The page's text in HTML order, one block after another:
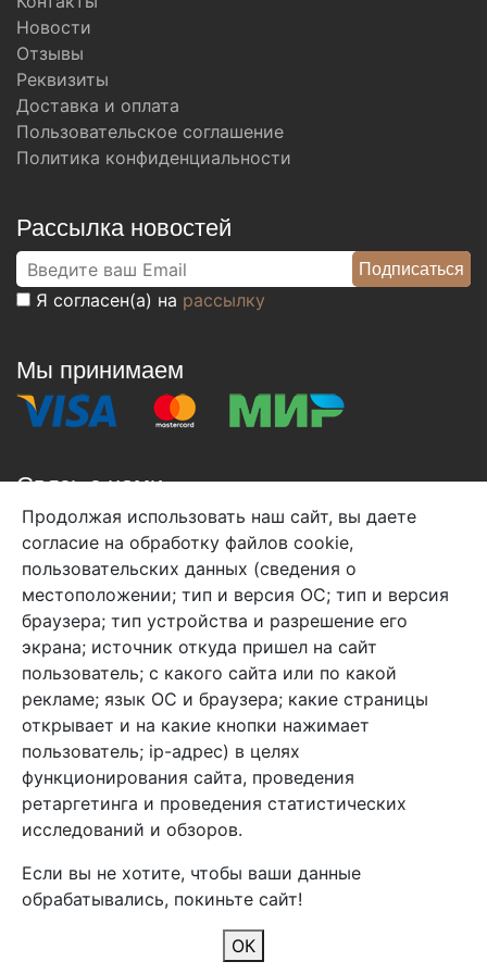
Новости
Отзывы
Реквизиты
Доставка и оплата
Пользовательское соглашение
Политика конфиденциальности
Рассылка новостей
Я согласен(а) на рассылку
Мы принимаем
Связь с нами
+7 (495) 933-38-08
info@arben-textile.ru- оптовые продажи
Арбен текстиль г. Щелково, пер.
1-й Советский д.25, владение 2.
Мы в соц. сетях
Продолжая использовать наш сайт, вы даете
согласие на обработку файлов cookie,
пользовательских данных (сведения о
местоположении; тип и версия ОС; тип и версия
браузера; тип устройства и разрешение его
экрана; источник откуда пришел на сайт
пользователь; с какого сайта или по какой
рекламе; язык ОС и браузера; какие страницы
открывает и на какие кнопки нажимает
пользователь; ip-адрес) в целях
функционирования сайта, проведения
ретаргетинга и проведения статистических
исследований и обзоров.
Если вы не хотите, чтобы ваши данные
обрабатывались, покиньте сайт!
ОК